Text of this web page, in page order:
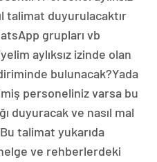
talimat duyurulacaktır
grupları vb
aylıksız izinde olan
bulunacak?Yada
personeliniz varsa bu
duyuracak ve nasıl mal
talimat yukarıda
ve rehberlerdeki